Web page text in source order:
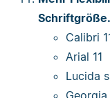
Schriftgröße.
Calibri
Arial 11
Lucida
Georgia